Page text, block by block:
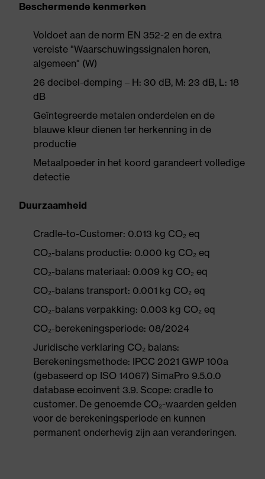
Beschermende kenmerken
Voldoet aan de norm EN 352-2 en de extra
vereiste "Waarschuwingssignalen horen,
algemeen" (W)
26 decibel-demping – H: 30 dB, M: 23 dB, L: 18
dB
Geïntegreerde metalen onderdelen en de
blauwe kleur dienen ter herkenning in de
productie
Metaalpoeder in het koord garandeert volledige
detectie
Duurzaamheid
Cradle-to-Customer: 0.013 kg CO₂ eq
CO₂-balans productie: 0.000 kg CO₂ eq
CO₂-balans materiaal: 0.009 kg CO₂ eq
CO₂-balans transport: 0.001 kg CO₂ eq
CO₂-balans verpakking: 0.003 kg CO₂ eq
CO₂-berekeningsperiode: 08/2024
Juridische verklaring CO₂ balans:
Berekeningsmethode: IPCC 2021 GWP 100a
(gebaseerd op ISO 14067) SimaPro 9.5.0.0
database ecoinvent 3.9. Scope: cradle to
customer. De genoemde CO₂-waarden gelden
voor de berekeningsperiode en kunnen
permanent onderhevig zijn aan veranderingen.